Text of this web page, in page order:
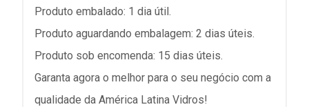
Produto embalado: 1 dia útil.
Produto aguardando embalagem: 2 dias úteis.
Produto sob encomenda: 15 dias úteis.
Garanta agora o melhor para o seu negócio com a
qualidade da América Latina Vidros!